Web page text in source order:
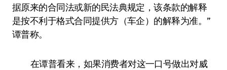
据原来的合同法或新的民法典规定，该条款的解释
是按不利于格式合同提供方（车企）的解释为准。”
谭普称。
在谭普看来，如果消费者对这一口号做出对威